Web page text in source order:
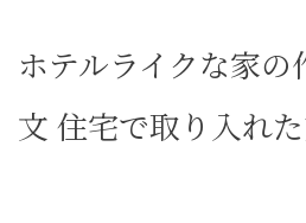
ホテルライクな家
文 住宅で取り入れ